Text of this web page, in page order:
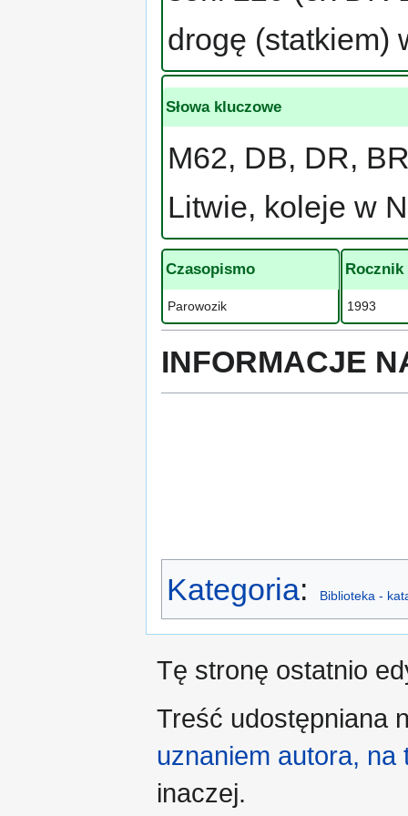
drogę (statkiem)
Słowa kluczowe
M62, DB, DR,
Litwie, koleje w
Czasopismo
Parowozik
Rocznik
1993
INFORMACJE
Kategoria: Biblioteka -
Tę stronę ostatnio
Treść udostępniana
uznaniem autora,
inaczej.